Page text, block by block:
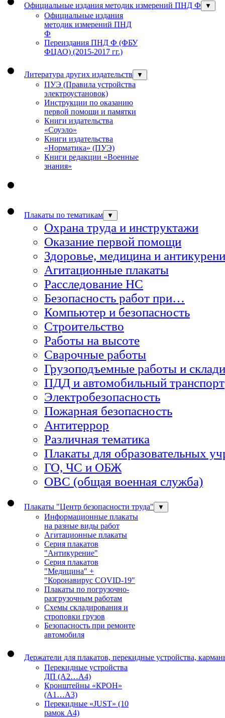
Официальные издания методик измерений ПНД Ф ▼
Официальные издания
методик измерений ПНД
Ф
Переиздания ПНД Ф (ФБУ
ФЦАО) (2015-2017 гг.)
Литература других издательств ▼
ПУЭ (Правила устройства
электроустановок)
Инструкции по оказанию
первой помощи и памятки
Книги издательства
«Соуэло»
Книги издательства
«Норматика» (ПУЭ)
Книги редакции «Военные
знания»
Плакаты по тематикам ▼
Охрана труда и инструктажи
Оказание первой помощи
Здоровье, медицина и
Агитационные плакаты
Расследование НС
Безопасность работ при…
Компьютер и безопасность
Строительство
Работы на высоте
Сварочные работы
Грузоподъемные работы и
ПДД и автомобильный транспорт
Электробезопасность
Пожарная безопасность
Антитеррор
Различная тематика
Плакаты для образовательных
ГО, ЧС и ОБЖ
ОВС (общая военная служба)
Плакаты "Центр безопасности труда" ▼
Информационные плакаты
на разные виды работ
Агитационные плакаты
Серия плакатов
"Антикурение"
Серия плакатов
"Медицина" +
"Коронавирус COVID-19"
Плакаты по погрузочно-
разгрузочным работам
Схемы складирования и
строповки грузов
Безопасность при ремонте
автомобиля
Держатели для плакатов, перекидные устройства,
Перекидные устройства
ДП (А2…А4)
Кронштейны «КРОН»
(А1…А3)
Перекидные «JUST» (10
рамок А4)